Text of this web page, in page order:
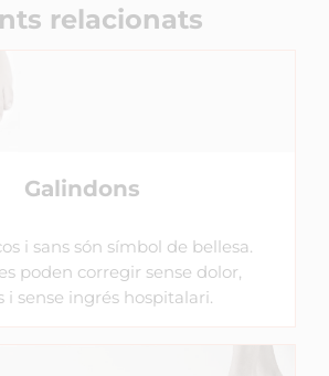
relacionats
Galindons
i sans són símbol de bellesa.
poden corregir sense dolor,
i sense ingrés hospitalari.